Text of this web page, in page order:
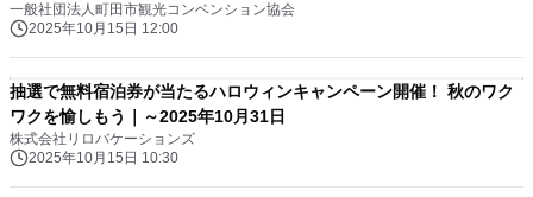
一般社団法人町田市観光コンベンション協会
2025年10月15日 12:00
抽選で無料宿泊券が当たるハロウィンキャンペーン開催！ 秋のワク
ワクを愉しもう｜～2025年10月31日
株式会社リロバケーションズ
2025年10月15日 10:30